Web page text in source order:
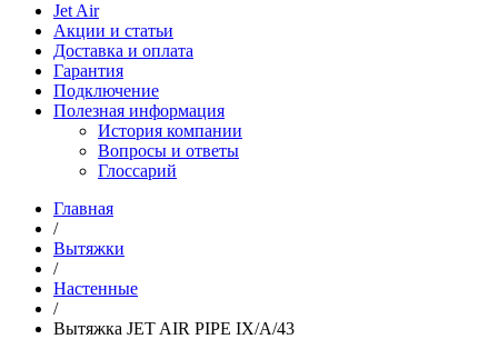
Jet Air
Акции и статьи
Доставка и оплата
Гарантия
Подключение
Полезная информация
История компании
Вопросы и ответы
Глоссарий
Главная
/
Вытяжки
/
Настенные
/
Вытяжка JET AIR PIPE IX/A/43